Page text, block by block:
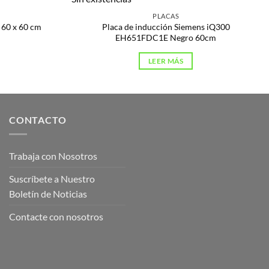
x 60 cm
PLACAS
Placa de inducción Siemens iQ300
EH651FDC1E Negro 60cm
LEER MÁS
CONTACTO
Trabaja con Nosotros
Suscríbete a Nuestro
Boletín de Noticias
Contacte con nosotros